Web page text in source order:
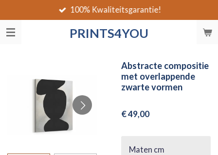
direct
naar
PRINTS4YOU
100% Kwaliteitsgarantie!
Abstracte compositie
met overlappende
zwarte vormen
€ 49,00
Maten cm